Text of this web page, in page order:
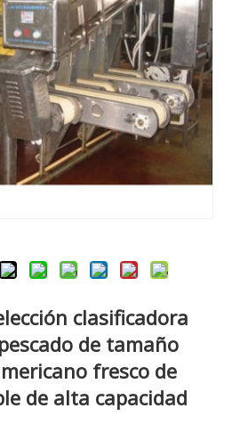
clasificadora
de tamaño
fresco de
de alta capacidad